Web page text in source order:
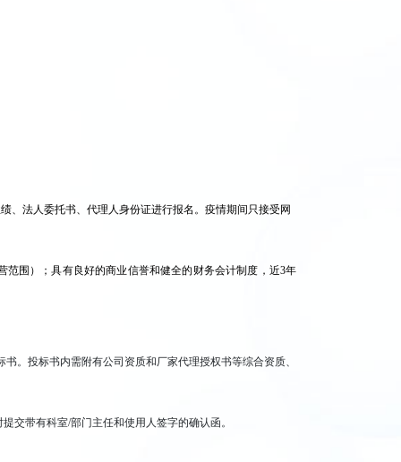
、法人委托书、代理人身份证进行报名。疫情期间只接受网
围）；具有良好的商业信誉和健全的财务会计制度，近3年
。投标书内需附有公司资质和厂家代理授权书等综合资质、
交带有科室/部门主任和使用人签字的确认函。